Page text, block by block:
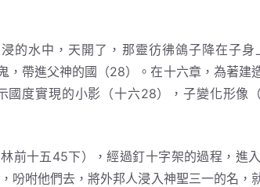
水中，天開了，那靈彷彿鴿子降在子身
，帶進父神的國（28）。在十六章，為著建
國度實現的小影（十六28），子變化形像
十五45下），經過釘十字架的過程，進
吩咐他們去，將外邦人浸入神聖三一的名，